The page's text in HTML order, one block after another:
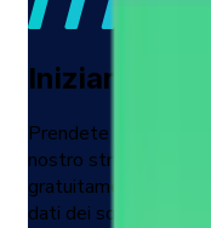
Iniziare a
Prendete decisioni
nostro strumento di
gratuitamente e
dati dei social media.